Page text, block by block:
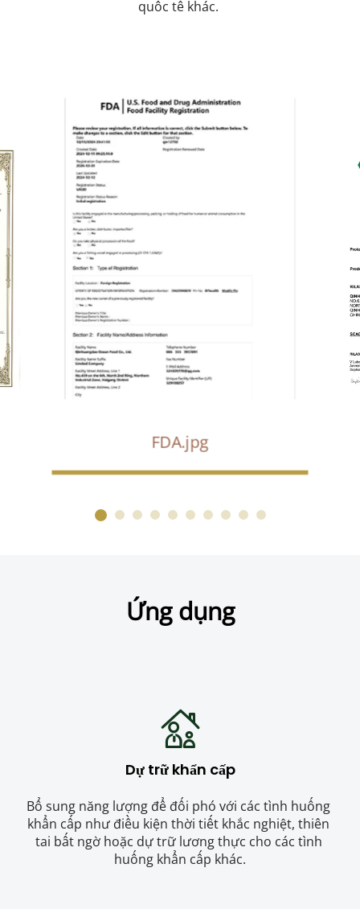
quốc tế khác.
FDA.jpg
Ứng dụng
Dự trữ khẩn cấp
Bổ sung năng lượng để đối phó với các tình huống
khẩn cấp như điều kiện thời tiết khắc nghiệt, thiên
tai bất ngờ hoặc dự trữ lương thực cho các tình
huống khẩn cấp khác.